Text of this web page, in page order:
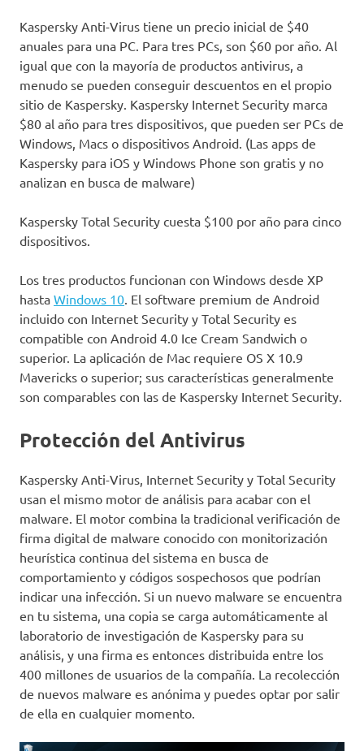
Kaspersky Anti-Virus tiene un precio inicial de $40
anuales para una PC. Para tres PCs, son $60 por año. Al
igual que con la mayoría de productos antivirus, a
menudo se pueden conseguir descuentos en el propio
sitio de Kaspersky. Kaspersky Internet Security marca
$80 al año para tres dispositivos, que pueden ser PCs de
Windows, Macs o dispositivos Android. (Las apps de
Kaspersky para iOS y Windows Phone son gratis y no
analizan en busca de malware)
Kaspersky Total Security cuesta $100 por año para cinco
dispositivos.
Los tres productos funcionan con Windows desde XP
hasta Windows 10 . El software premium de Android
incluido con Internet Security y Total Security es
compatible con Android 4.0 Ice Cream Sandwich o
superior. La aplicación de Mac requiere OS X 10.9
Mavericks o superior; sus características generalmente
son comparables con las de Kaspersky Internet Security.
Protección del Antivirus
Kaspersky Anti-Virus, Internet Security y Total Security
usan el mismo motor de análisis para acabar con el
malware. El motor combina la tradicional verificación de
firma digital de malware conocido con monitorización
heurística continua del sistema en busca de
comportamiento y códigos sospechosos que podrían
indicar una infección. Si un nuevo malware se encuentra
en tu sistema, una copia se carga automáticamente al
laboratorio de investigación de Kaspersky para su
análisis, y una firma es entonces distribuida entre los
400 millones de usuarios de la compañía. La recolección
de nuevos malware es anónima y puedes optar por salir
de ella en cualquier momento.